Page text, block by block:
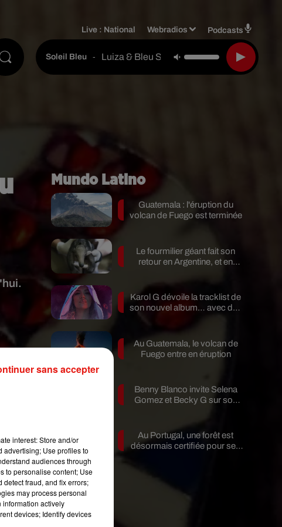
Live : National Webradios Podcasts
Soleil Bleu - Luiza & Bleu Soleil
déjà
Mundo Latino
Guatemala : l'éruption du
volcan de Fuego est terminée
Le fourmilier géant fait son
retour en Argentine, et en
Karol G dévoile la tracklist de
son nouvel album… avec des
Au Guatemala, le volcan de
Fuego entre en éruption
Benny Blanco invite Selena
Gomez et Becky G sur son
Au Portugal, une forêt est
désormais certifiée pour ses
interest: Store and/or
advertising; Use profiles to
audiences through
to personalise content; Use
detect fraud, and fix errors;
may process personal
information actively
devices; Identify devices
sans accepter